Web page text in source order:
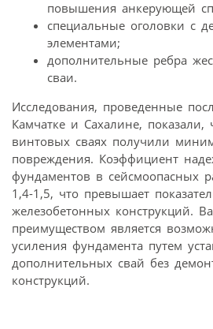
повышения анкерующей
специальные оголовки с
элементами;
дополнительные ребра
сваи.
Исследования, проведенные
Камчатке и Сахалине, показали,
винтовых сваях получили
повреждения. Коэффициент
фундаментов в сейсмоопасных
1,4-1,5, что превышает
железобетонных конструкций.
преимуществом является
усиления фундамента путем
дополнительных свай без
конструкций.